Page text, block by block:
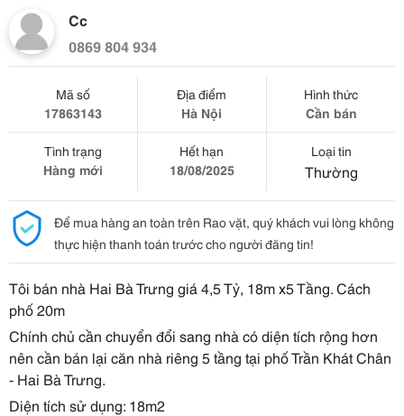
Cc
0869 804 934
Mã số
17863143
Địa điểm
Hà Nội
Hình thức
Cần bán
Tình trạng
Hàng mới
Hết hạn
18/08/2025
Loại tin
Thường
Để mua hàng an toàn trên Rao vặt, quý khách vui lòng không
thực hiện thanh toán trước cho người đăng tin!
Tôi bán nhà Hai Bà Trưng giá 4,5 Tỷ, 18m x5 Tầng. Cách
phố 20m
Chính chủ cần chuyển đổi sang nhà có diện tích rộng hơn
nên cần bán lại căn nhà riêng 5 tầng tại phố Trần Khát Chân
- Hai Bà Trưng.
Diện tích sử dụng: 18m2